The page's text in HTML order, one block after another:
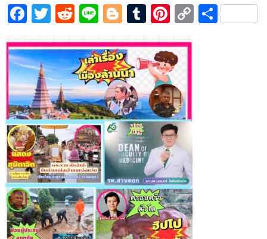
F
ac
e
b
o
o
k
T
w
itt
er
R
d
di
t
Li
e
Bl
o
g
g
er
T
m
bl
r
Pi
nt
er
e
st
C S